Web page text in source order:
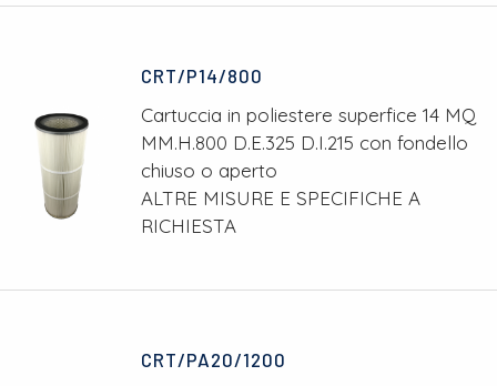
CRT/P14/800
Cartuccia in poliestere superfice 14 MQ
MM.H.800 D.E.325 D.I.215 con fondello
chiuso o aperto
ALTRE MISURE E SPECIFICHE A
RICHIESTA
CRT/PA20/1200